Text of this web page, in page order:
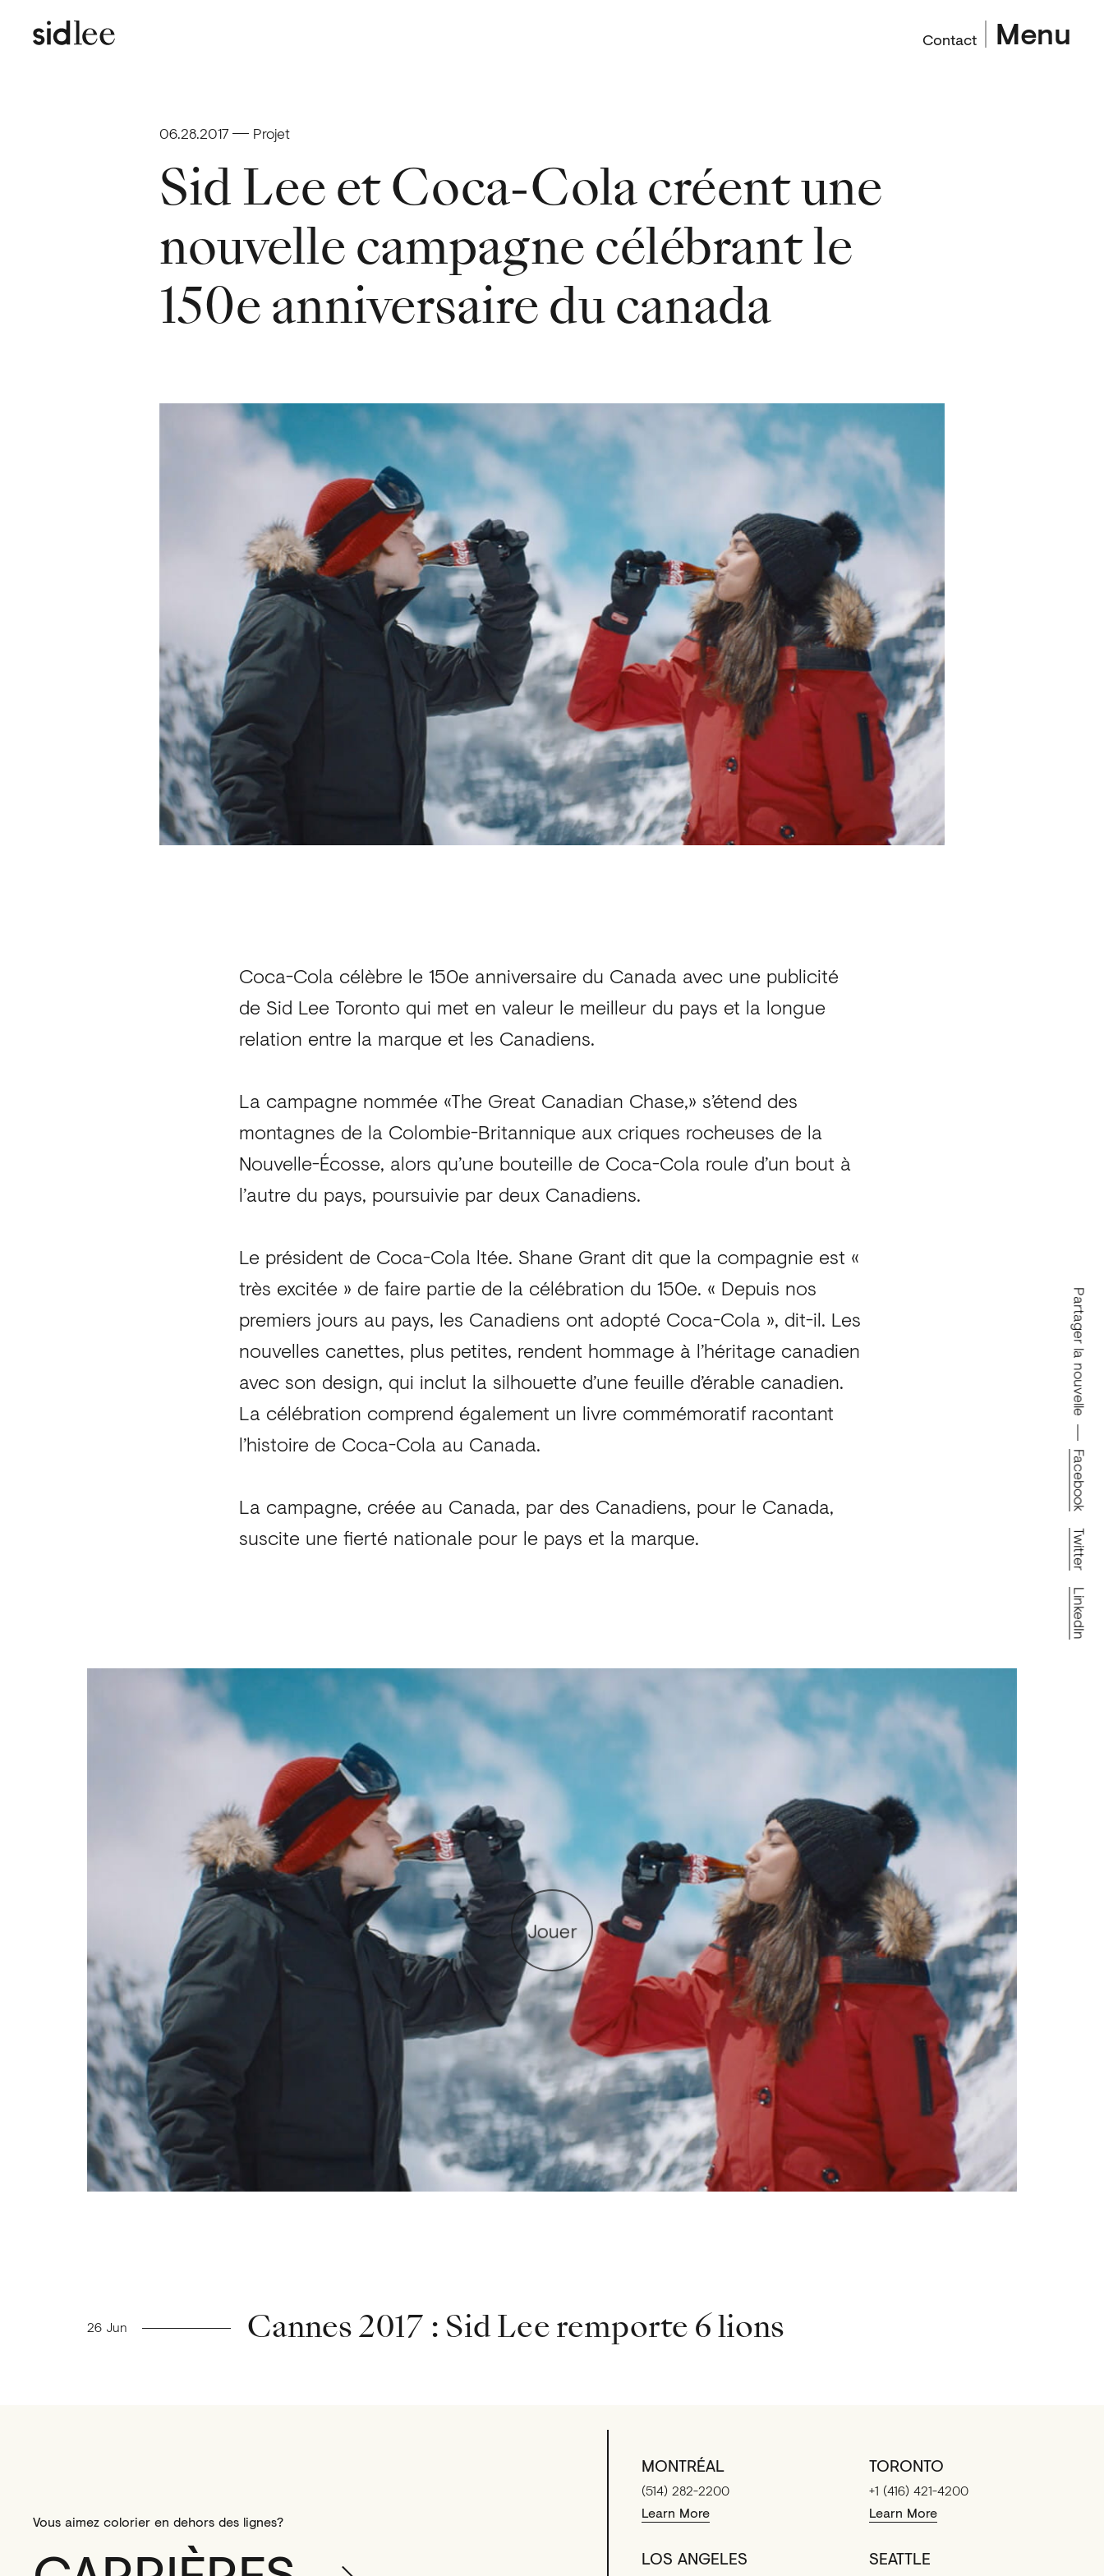
Contact Menu
06.28.2017 Projet
Sid Lee et Coca-Cola créent une
nouvelle campagne célébrant le
150e anniversaire du canada
Coca-Cola célèbre le 150e anniversaire du Canada avec une publicité
de Sid Lee Toronto qui met en valeur le meilleur du pays et la longue
relation entre la marque et les Canadiens.
La campagne nommée «The Great Canadian Chase,» s’étend des
montagnes de la Colombie-Britannique aux criques rocheuses de la
Nouvelle-Écosse, alors qu’une bouteille de Coca-Cola roule d’un bout à
l’autre du pays, poursuivie par deux Canadiens.
Le président de Coca-Cola ltée. Shane Grant dit que la compagnie est «
très excitée » de faire partie de la célébration du 150e. « Depuis nos
premiers jours au pays, les Canadiens ont adopté Coca-Cola », dit-il. Les
nouvelles canettes, plus petites, rendent hommage à l’héritage canadien
avec son design, qui inclut la silhouette d’une feuille d’érable canadien.
La célébration comprend également un livre commémoratif racontant
l’histoire de Coca-Cola au Canada.
La campagne, créée au Canada, par des Canadiens, pour le Canada,
suscite une fierté nationale pour le pays et la marque.
Partager la nouvelle
Facebook
Twitter
LinkedIn
Jouer
Nouvelles précédentes
26 Jun Cannes 2017 : Sid Lee remporte 6 lions
Vous aimez colorier en dehors des lignes?
MONTRÉAL
(514) 282-2200
Learn More
TORONTO
+1 (416) 421-4200
Learn More
LOS ANGELES SEATTLE